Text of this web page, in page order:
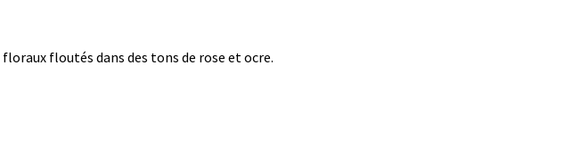
floutés dans des tons de rose et ocre.